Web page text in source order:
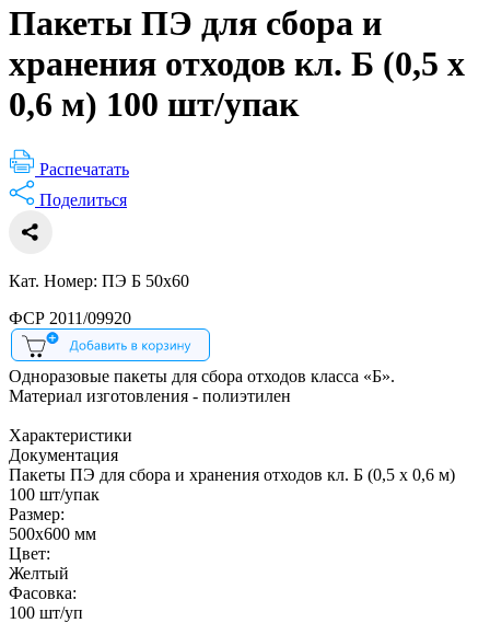
Пакеты ПЭ для сбора и
хранения отходов кл. Б (0,5 х
0,6 м) 100 шт/упак
Распечатать
Поделиться
Кат. Номер: ПЭ Б 50х60
ФСР 2011/09920
Одноразовые пакеты для сбора отходов класса «Б».
Материал изготовления - полиэтилен
Характеристики
Документация
Пакеты ПЭ для сбора и хранения отходов кл. Б (0,5 х 0,6 м)
100 шт/упак
Размер:
500х600 мм
Цвет:
Желтый
Фасовка:
100 шт/уп